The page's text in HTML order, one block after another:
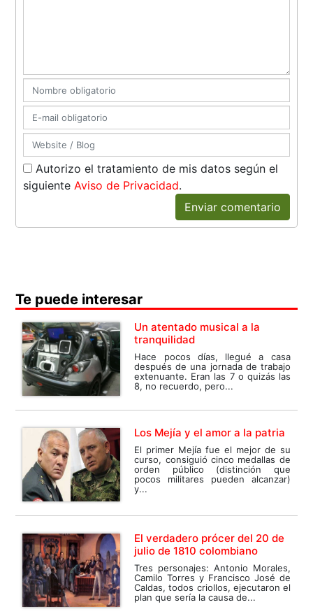
Autorizo el tratamiento de mis datos según el
siguienteAviso de Privacidad.
Enviar comentario
Te puede interesar
Un atentado musical a la
tranquilidad
Hace pocos días, llegué a casa
después de una jornada de trabajo
extenuante. Eran las 7 o quizás las
8, no recuerdo, pero...
Los Mejía y el amor a la patria
El primer Mejía fue el mejor de su
curso, consiguió cinco medallas de
orden público (distinción que
pocos militares pueden alcanzar)
y...
El verdadero prócer del 20 de
julio de 1810 colombiano
Tres personajes: Antonio Morales,
Camilo Torres y Francisco José de
Caldas, todos criollos, ejecutaron el
plan que sería la causa de...